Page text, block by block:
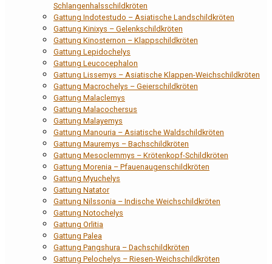
Schlangenhalsschildkröten
Gattung Indotestudo – Asiatische Landschildkröten
Gattung Kinixys – Gelenkschildkröten
Gattung Kinosternon – Klappschildkröten
Gattung Lepidochelys
Gattung Leucocephalon
Gattung Lissemys – Asiatische Klappen-Weichschildkröten
Gattung Macrochelys – Geierschildkröten
Gattung Malaclemys
Gattung Malacochersus
Gattung Malayemys
Gattung Manouria – Asiatische Waldschildkröten
Gattung Mauremys – Bachschildkröten
Gattung Mesoclemmys – Krötenkopf-Schildkröten
Gattung Morenia – Pfauenaugenschildkröten
Gattung Myuchelys
Gattung Natator
Gattung Nilssonia – Indische Weichschildkröten
Gattung Notochelys
Gattung Orlitia
Gattung Palea
Gattung Pangshura – Dachschildkröten
Gattung Pelochelys – Riesen-Weichschildkröten